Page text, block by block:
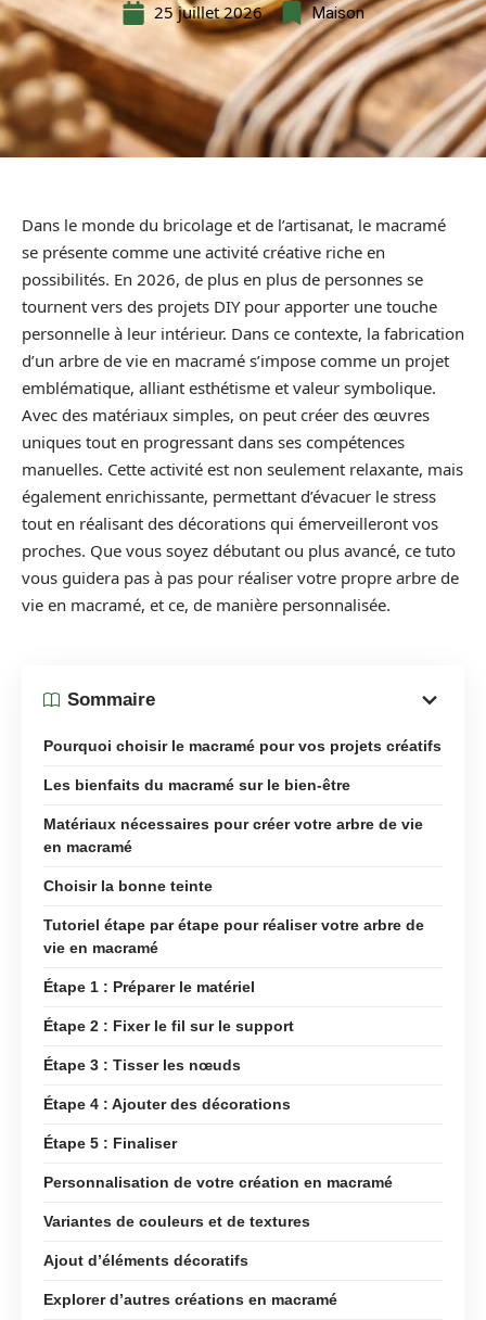
25 juillet 2026 Maison
Dans le monde du bricolage et de l’artisanat, le macramé
se présente comme une activité créative riche en
possibilités. En 2026, de plus en plus de personnes se
tournent vers des projets DIY pour apporter une touche
personnelle à leur intérieur. Dans ce contexte, la fabrication
d’un arbre de vie en macramé s’impose comme un projet
emblématique, alliant esthétisme et valeur symbolique.
Avec des matériaux simples, on peut créer des œuvres
uniques tout en progressant dans ses compétences
manuelles. Cette activité est non seulement relaxante, mais
également enrichissante, permettant d’évacuer le stress
tout en réalisant des décorations qui émerveilleront vos
proches. Que vous soyez débutant ou plus avancé, ce tuto
vous guidera pas à pas pour réaliser votre propre arbre de
vie en macramé, et ce, de manière personnalisée.
Sommaire
Pourquoi choisir le macramé pour vos projets créatifs
Les bienfaits du macramé sur le bien-être
Matériaux nécessaires pour créer votre arbre de vie
en macramé
Choisir la bonne teinte
Tutoriel étape par étape pour réaliser votre arbre de
vie en macramé
Étape 1 : Préparer le matériel
Étape 2 : Fixer le fil sur le support
Étape 3 : Tisser les nœuds
Étape 4 : Ajouter des décorations
Étape 5 : Finaliser
Personnalisation de votre création en macramé
Variantes de couleurs et de textures
Ajout d’éléments décoratifs
Explorer d’autres créations en macramé